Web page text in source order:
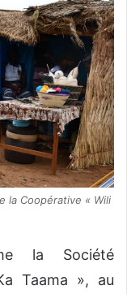
la Coopérative « Wili
la Société
Taama », au